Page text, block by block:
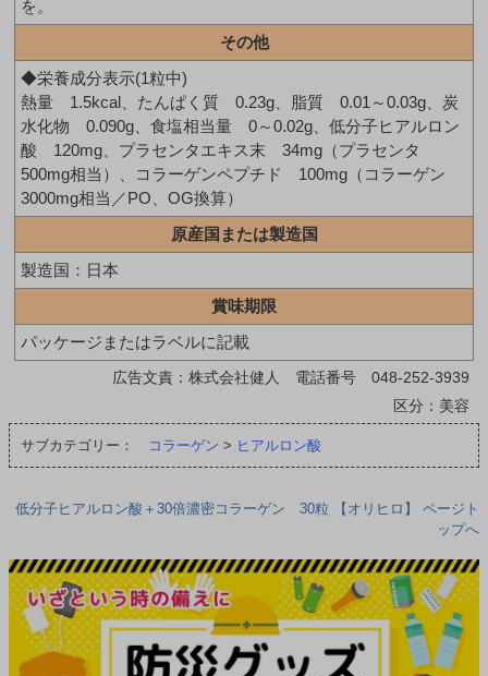
を。
その他
◆栄養成分表示(1粒中)
熱量 1.5kcal、たんぱく質 0.23g、脂質 0.01～0.03g、炭
水化物 0.090g、食塩相当量 0～0.02g、低分子ヒアルロン
酸 120mg、プラセンタエキス末 34mg（プラセンタ
500mg相当）、コラーゲンペプチド 100mg（コラーゲン
3000mg相当／PO、OG換算）
原産国または製造国
製造国：日本
賞味期限
パッケージまたはラベルに記載
広告文責：株式会社健人 電話番号 048-252-3939
区分：美容
サブカテゴリー： コラーゲン > ヒアルロン酸
低分子ヒアルロン酸＋30倍濃密コラーゲン 30粒 【オリヒロ】 ページト
ップへ